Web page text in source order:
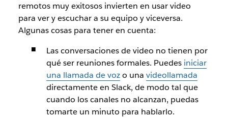
remotos muy exitosos invierten en usar video
para ver y escuchar a su equipo y viceversa.
Algunas cosas para tener en cuenta:
Las conversaciones de video no tienen por
qué ser reuniones formales. Puedes iniciar
una llamada de vozo una videollamada
directamente en Slack, de modo tal que
cuando los canales no alcanzan, puedas
tomarte un minuto para hablarlo.